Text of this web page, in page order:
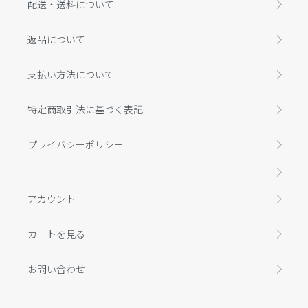
配送・送料について
返品について
支払い方法について
特定商取引法に基づく表記
プライバシーポリシー
アカウント
カートを見る
お問い合わせ